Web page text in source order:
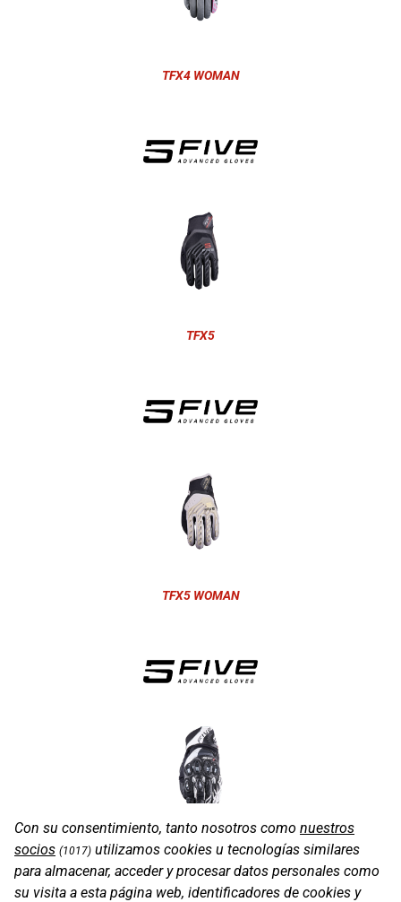
TFX4 WOMAN
TFX5
TFX5 WOMAN
SF1 EVO
Con su consentimiento, tanto nosotros como nuestros
socios (1017) utilizamos cookies u tecnologías similares
para almacenar, acceder y procesar datos personales como
su visita a esta página web, identificadores de cookies y